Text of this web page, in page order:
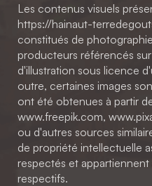
Les contenus visuels
https://hainaut-
constitués de
producteurs référencés
d'illustration sous licence
outre, certaines images
ont été obtenues à partir
www.freepik.com,
ou d'autres sources
de propriété intellectuelle
respectés et appartiennent
respectifs.